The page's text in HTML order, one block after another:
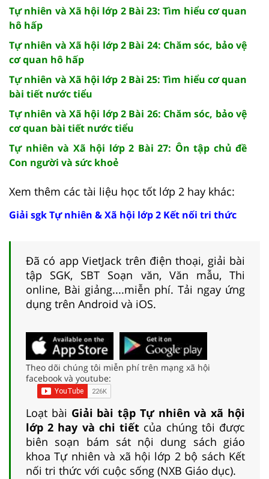
Tự nhiên và Xã hội lớp 2 Bài 23: Tìm hiểu cơ quan
hô hấp
Tự nhiên và Xã hội lớp 2 Bài 24: Chăm sóc, bảo vệ
cơ quan hô hấp
Tự nhiên và Xã hội lớp 2 Bài 25: Tìm hiểu cơ quan
bài tiết nước tiểu
Tự nhiên và Xã hội lớp 2 Bài 26: Chăm sóc, bảo vệ
cơ quan bài tiết nước tiểu
Tự nhiên và Xã hội lớp 2 Bài 27: Ôn tập chủ đề
Con người và sức khoẻ
Xem thêm các tài liệu học tốt lớp 2 hay khác:
Giải sgk Tự nhiên & Xã hội lớp 2 Kết nối tri thức
Đã có app VietJack trên điện thoại, giải bài
tập SGK, SBT Soạn văn, Văn mẫu, Thi
online, Bài giảng....miễn phí. Tải ngay ứng
dụng trên Android và iOS.
Theo dõi chúng tôi miễn phí trên mạng xã hội
facebook và youtube:
Loạt bài Giải bài tập Tự nhiên và xã hội
lớp 2 hay và chi tiết của chúng tôi được
biên soạn bám sát nội dung sách giáo
khoa Tự nhiên và xã hội lớp 2 bộ sách Kết
nối tri thức với cuộc sống (NXB Giáo dục).